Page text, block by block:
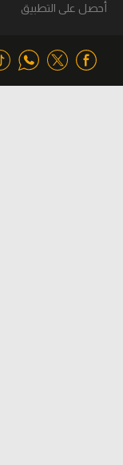
أحصل على التطبيق